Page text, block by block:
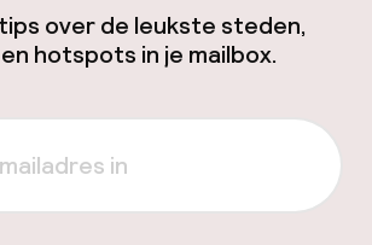
over de leukste steden,
hotspots in je mailbox.